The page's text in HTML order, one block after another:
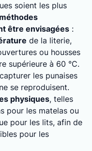
soient les plus
méthodes
être envisagées :
de la literie,
ou housses
supérieure à 60 °C.
les punaises
se reproduisent.
physiques, telles
pour les matelas ou
pour les lits, afin de
pour les